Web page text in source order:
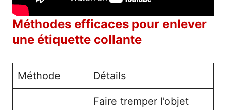
Méthodes efficaces pour enlever
une étiquette collante
Méthode Détails
Faire tremper l’objet